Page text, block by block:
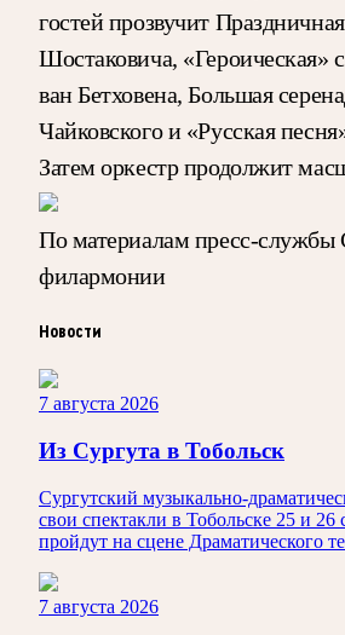
гостей прозвучит
Шостаковича,
ван Бетховена, Большая
Чайковского и «Русская
Затем оркестр продолжит
По материалам пресс-службы
филармонии
Новости
7 августа 2026
Из Сургута в Тобольск
Сургутский музыкально-
свои спектакли в Тобольске 25 и 26
пройдут на сцене Драматического
7 августа 2026